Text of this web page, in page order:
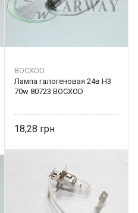
BOCXOD
Лампа галогеновая 24в Н3
70w 80723 BOCXOD
18,28